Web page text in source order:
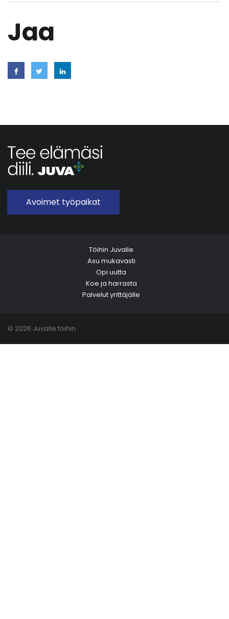
Jaa
Avoimet työpaikat
Töihin Juvalle
Asu mukavasti
Opi uutta
Koe ja harrasta
Palvelut yrittäjälle
© 2026 Juvalle töihin